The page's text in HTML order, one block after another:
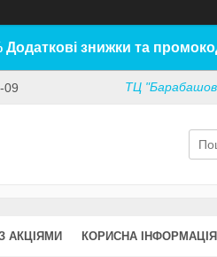
Додаткові знижки та
09 ТЦ
АКЦІЯМИ КОРИСНА ІНФОРМАЦІЯ